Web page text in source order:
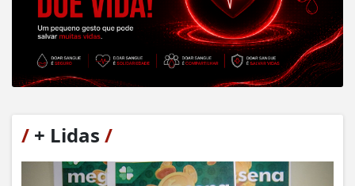
/ + Lidas /